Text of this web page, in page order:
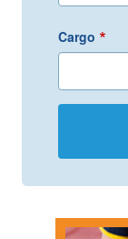
Cargo *